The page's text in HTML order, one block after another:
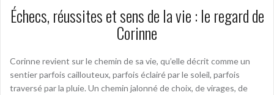
Échecs, réussites et sens de la vie : le regard de
Corinne
Corinne revient sur le chemin de sa vie, qu’elle décrit comme un
sentier parfois caillouteux, parfois éclairé par le soleil, parfois
traversé par la pluie. Un chemin jalonné de choix, de virages, de